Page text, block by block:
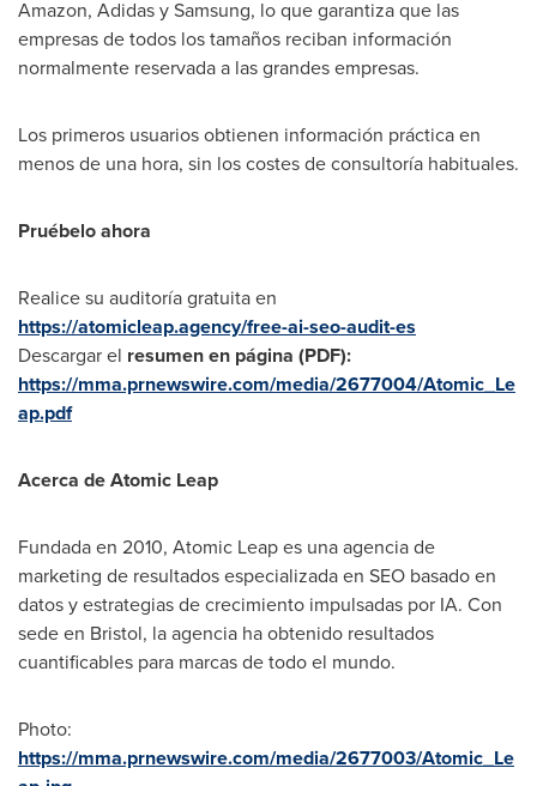
Amazon, Adidas y Samsung, lo que garantiza que las
empresas de todos los tamaños reciban información
normalmente reservada a las grandes empresas.
Los primeros usuarios obtienen información práctica en
menos de una hora, sin los costes de consultoría habituales.
Pruébelo ahora
Realice su auditoría gratuita en
https://atomicleap.agency/free-ai-seo-audit-es
Descargar el resumen en página (PDF):
https://mma.prnewswire.com/media/2677004/Atomic_Le
ap.pdf
Acerca de Atomic Leap
Fundada en 2010, Atomic Leap es una agencia de
marketing de resultados especializada en SEO basado en
datos y estrategias de crecimiento impulsadas por IA. Con
sede en Bristol, la agencia ha obtenido resultados
cuantificables para marcas de todo el mundo.
Photo:
https://mma.prnewswire.com/media/2677003/Atomic_Le